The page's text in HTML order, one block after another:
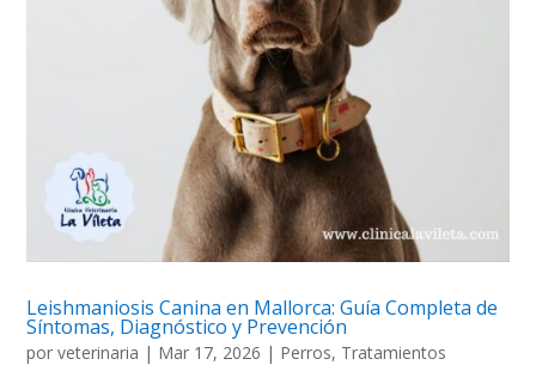
Leishmaniosis Canina en Mallorca: Guía Completa de
Síntomas, Diagnóstico y Prevención
porveterinaria | Mar 17, 2026 | Perros, Tratamientos